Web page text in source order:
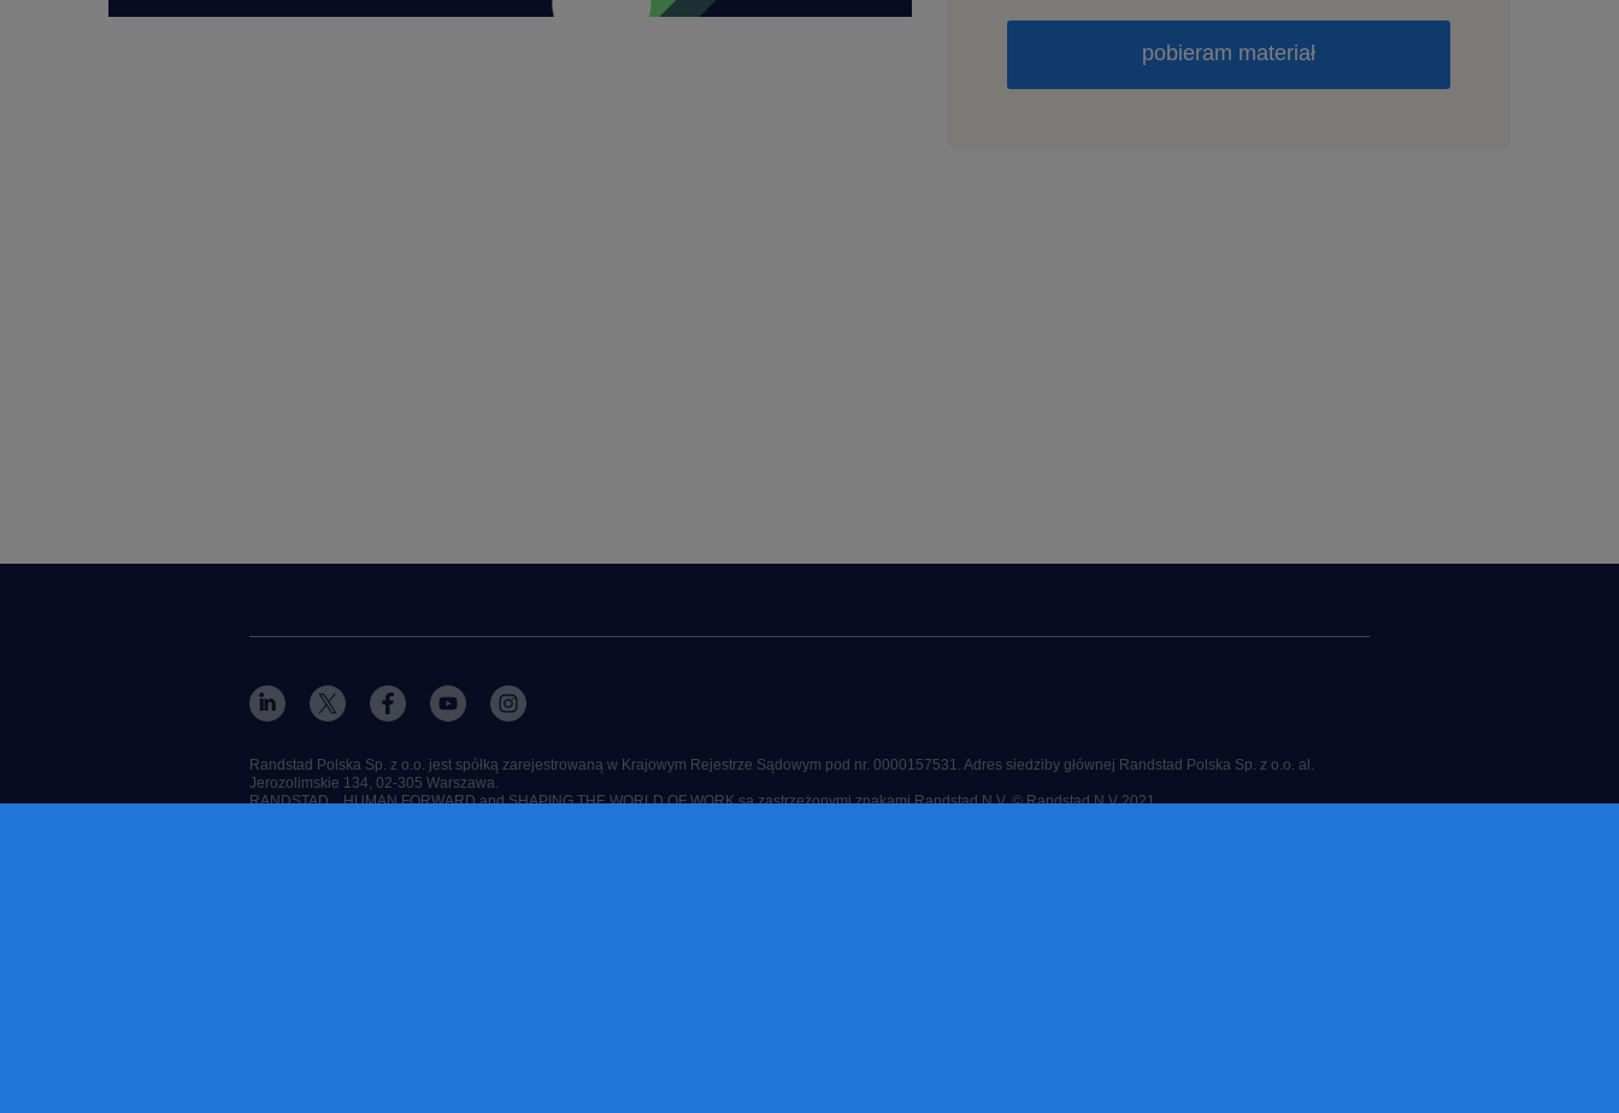
Randstad Polska Sp. z o.o. jest spółką zarejestrowaną w Krajowym Rejestrze Sądowym pod nr. 0000157531. Adres siedziby głównej Randstad Polska Sp. z o.o. al.
Jerozolimskie 134, 02-305 Warszawa.
RANDSTAD, , HUMAN FORWARD and SHAPING THE WORLD OF WORK są zastrzeżonymi znakami Randstad N.V. © Randstad N.V 2021